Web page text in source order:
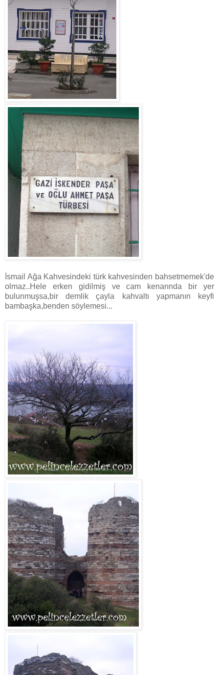
İsmail Ağa Kahvesindeki türk kahvesinden bahsetmemek'de
olmaz..Hele erken gidilmiş ve cam kenarında bir yer
bulunmuşsa,bir demlik çayla kahvaltı yapmanın keyfi
bambaşka,benden söylemesi...